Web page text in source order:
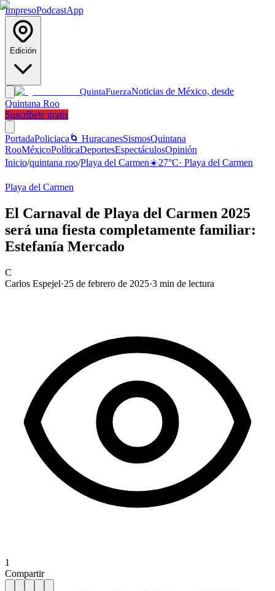
ImpresoPodcastApp
Edición
QuintaFuerzaNoticias de México, desde
Quintana Roo
Suscríbete gratis
PortadaPoliciaca 🌀 HuracanesSismosQuintana
RooMéxicoPolíticaDeportesEspectáculosOpinión
Inicio/quintana roo/Playa del Carmen☀️27°C· Playa del Carmen
Playa del Carmen
El Carnaval de Playa del Carmen 2025
será una fiesta completamente familiar:
Estefanía Mercado
C
Carlos Espejel·25 de febrero de 2025·3 min de lectura
1
Compartir